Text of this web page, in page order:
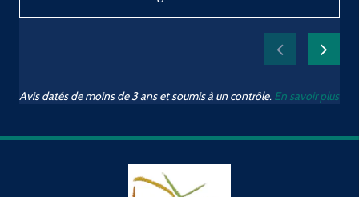
Avis datés de moins de 3 ans et soumis à un contrôle. En savoir plus